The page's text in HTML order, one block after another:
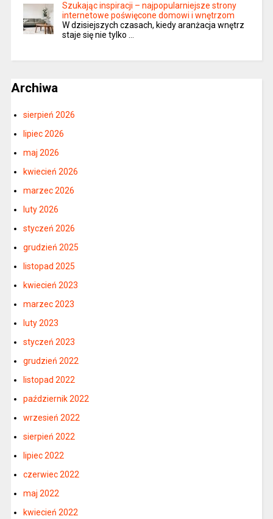
Szukając inspiracji – najpopularniejsze strony
internetowe poświęcone domowi i wnętrzom
W dzisiejszych czasach, kiedy aranżacja wnętrz
staje się nie tylko …
Archiwa
sierpień 2026
lipiec 2026
maj 2026
kwiecień 2026
marzec 2026
luty 2026
styczeń 2026
grudzień 2025
listopad 2025
kwiecień 2023
marzec 2023
luty 2023
styczeń 2023
grudzień 2022
listopad 2022
październik 2022
wrzesień 2022
sierpień 2022
lipiec 2022
czerwiec 2022
maj 2022
kwiecień 2022